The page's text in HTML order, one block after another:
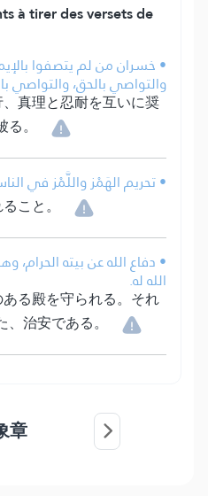
à tirer des versets de
• خسران من لم يتصفوا
والتواصي بالحق، والتواصي
真理と忍耐を互いに奨
。
• تحريم الهَمْز واللَّمْز في
こと。
• دفاع الله عن بيته الحرام،
الله له.
る殿を守られる。それ
治安である。
章